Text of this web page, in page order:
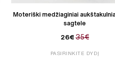
Moteriški medžiaginiai
sagtele
26€ 35€
PASIRINKITE DYDĮ